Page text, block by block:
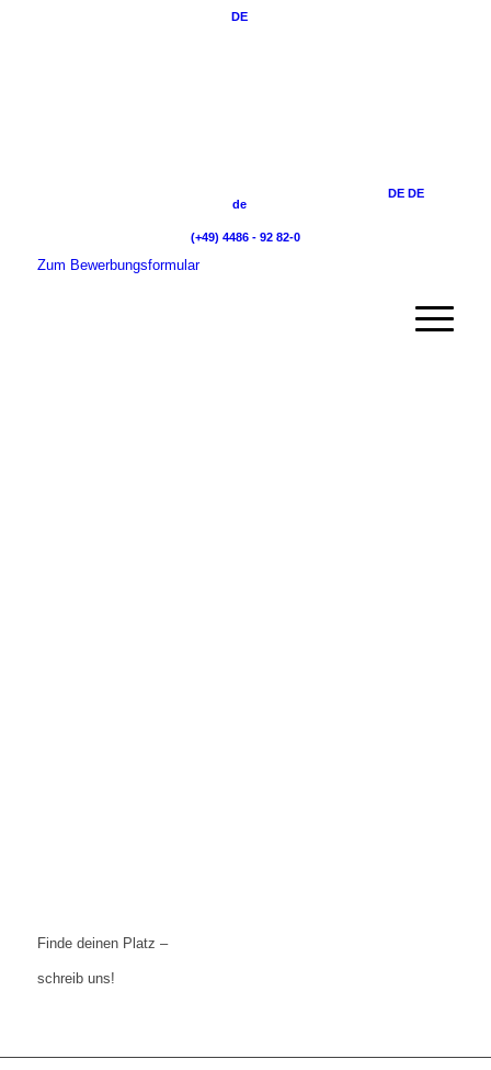
DE
DE DE
de
(+49) 4486 - 92 82-0
Zum Bewerbungsformular
Finde deinen Platz –
schreib uns!